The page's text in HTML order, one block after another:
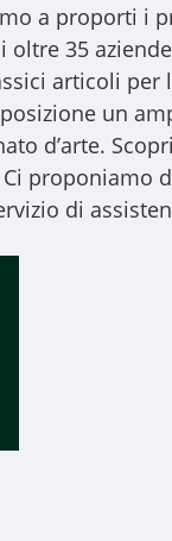
a proporti i
oltre 35
articoli per
un
d’arte.
proponiamo
di